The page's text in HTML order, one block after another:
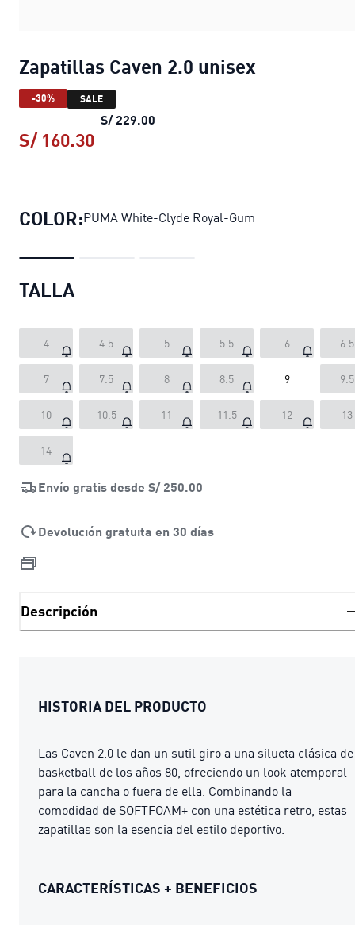
Zapatillas Caven 2.0 unisex
-30% SALE
S/ 229.00Zapatillas Caven 2.0 unisex
S/ 160.30
COLOR:PUMA White-Clyde Royal-Gum
TALLA
4 4.5 5 5.5 6 6.5
7 7.5 8 8.5 9 9.5
10 10.5 11 11.5 12 13
14
Envío gratis desde S/ 250.00
Devolución gratuita en 30 días
Descripción
HISTORIA DEL PRODUCTO
Las Caven 2.0 le dan un sutil giro a una silueta clásica de
basketball de los años 80, ofreciendo un look atemporal
para la cancha o fuera de ella. Combinando la
comodidad de SOFTFOAM+ con una estética retro, estas
zapatillas son la esencia del estilo deportivo.
CARACTERÍSTICAS + BENEFICIOS